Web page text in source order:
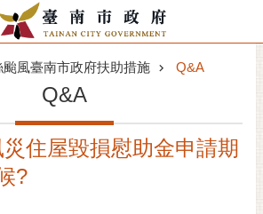
颱風臺南市政府扶助措施 Q&A
Q&A
住屋毀損慰助金申請期
?